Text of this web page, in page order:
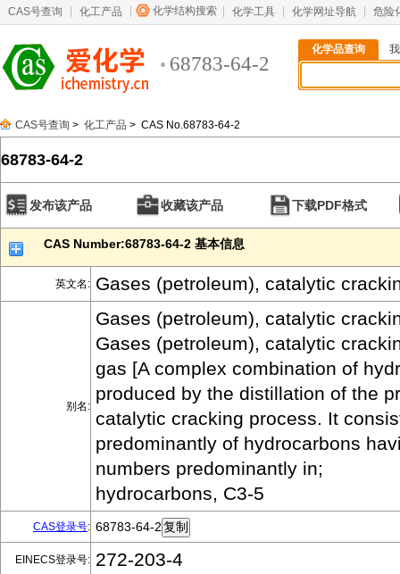
CAS号查询 化工产品 化学结构搜索 化学工具 化学网址导航 危险
68783-64-2
化学品查询
CAS号查询 > 化工产品 > CAS No.68783-64-2
68783-64-2
发布该产品 收藏该产品 下载PDF格式
CAS Number:68783-64-2 基本信息
英文名: Gases (petroleum), catalytic
别名:
Gases (petroleum), catalytic
Gases (petroleum), catalytic
gas [A complex combination of
produced by the distillation of the
catalytic cracking process. It
predominantly of hydrocarbons
numbers predominantly in;
hydrocarbons, C3-5
CAS登录号: 68783-64-2
EINECS登录号: 272-203-4